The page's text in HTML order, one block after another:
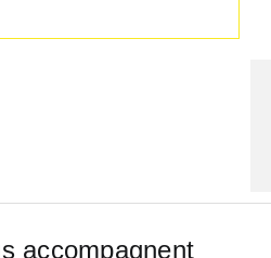
accompagnent